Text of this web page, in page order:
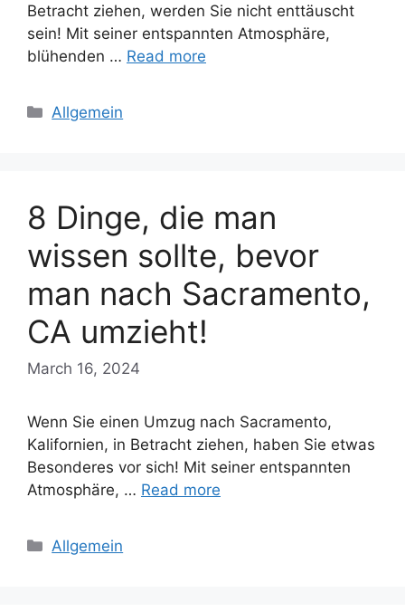
Betracht ziehen, werden Sie nicht enttäuscht
sein! Mit seiner entspannten Atmosphäre,
blühenden … Read more
Categories
Allgemein
8 Dinge, die man
wissen sollte, bevor
man nach Sacramento,
CA umzieht!
March 16, 2024
Wenn Sie einen Umzug nach Sacramento,
Kalifornien, in Betracht ziehen, haben Sie etwas
Besonderes vor sich! Mit seiner entspannten
Atmosphäre, … Read more
Categories
Allgemein